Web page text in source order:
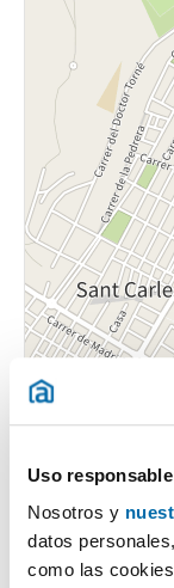
Uso
Nosotros y
datos
como las
Certificado